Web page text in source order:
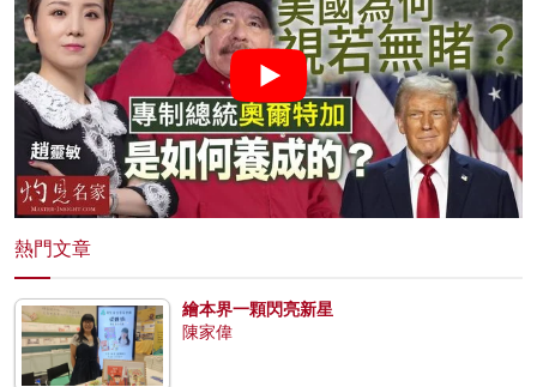
熱門文章
繪本界一顆閃亮新星
陳家偉